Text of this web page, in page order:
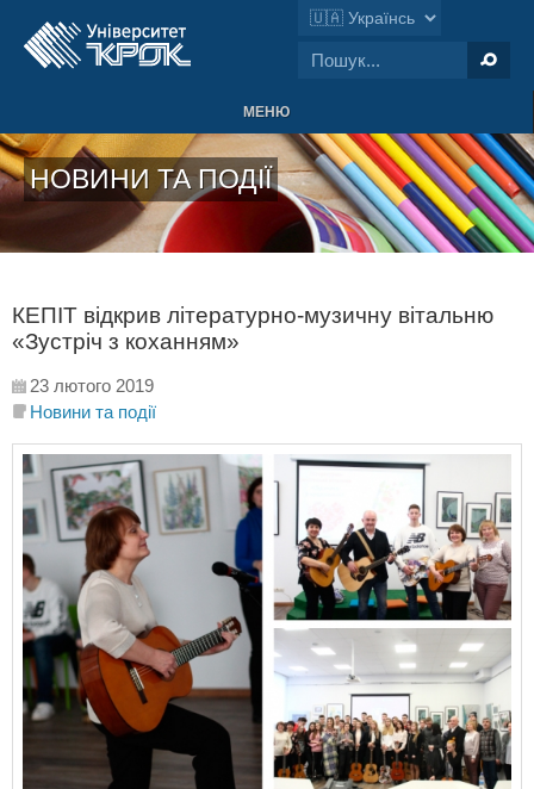
МЕНЮ
НОВИНИ ТА ПОДІЇ
КЕПІТ відкрив літературно-музичну вітальню
«Зустріч з коханням»
23 лютого 2019
Новини та події